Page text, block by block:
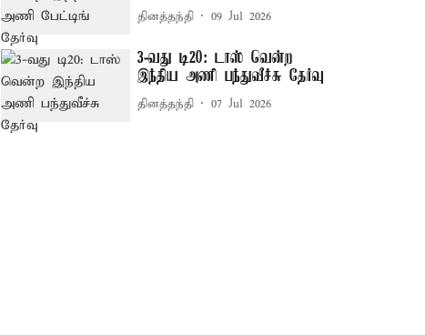
தினத்தந்தி 09 Jul 2026
3-வது டி20: டாஸ் வென்ற
இந்திய அணி பந்துவீச்சு தேர்வு
தினத்தந்தி 07 Jul 2026